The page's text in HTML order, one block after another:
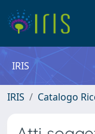
IRIS
IRIS Catalogo